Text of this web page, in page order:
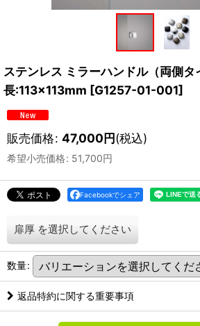
ステンレス ミラーハンドル（両側
長:113×113mm [G1257-01-001]
販売価格: 47,000円(税込)
希望小売価格: 51,700円
Facebookでシェア
扉厚 を選択してください
数量:
返品特約に関する重要事項